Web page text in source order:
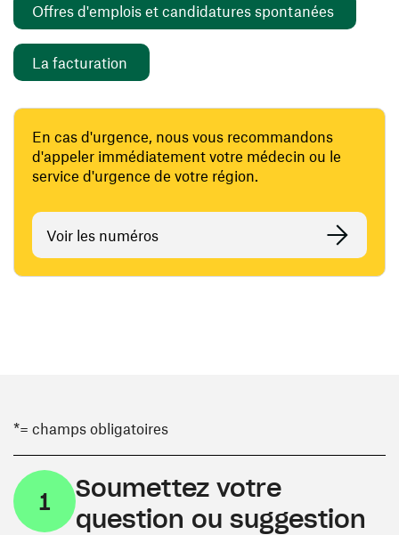
Offres d'emplois et candidatures spontanées
La facturation
En cas d'urgence, nous vous recommandons
d'appeler immédiatement votre médecin ou le
service d'urgence de votre région.
Voir les numéros
*= champs obligatoires
1
Soumettez votre
question ou suggestion